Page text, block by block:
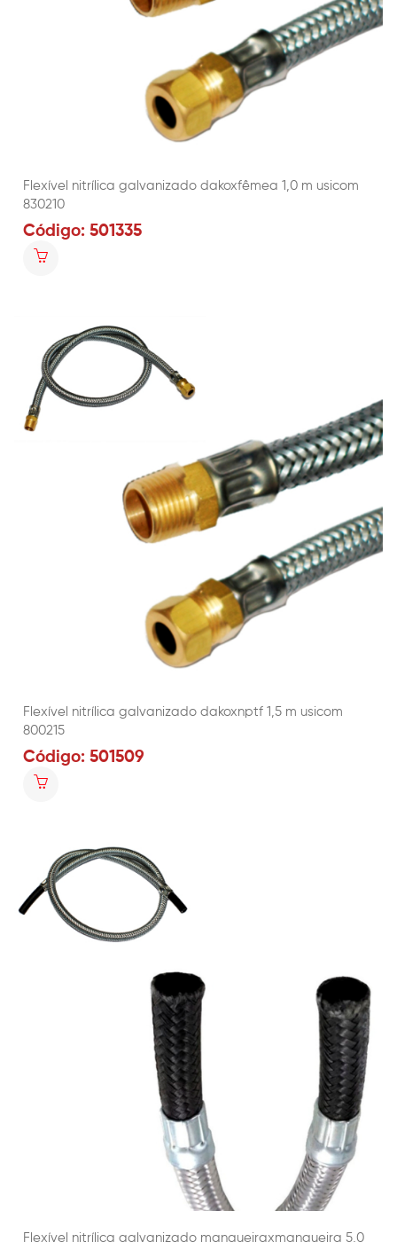
Flexível nitrílica galvanizado dakoxfêmea 1,0 m usicom
830210
Código: 501335
Flexível nitrílica galvanizado dakoxnptf 1,5 m usicom
800215
Código: 501509
Flexível nitrílica galvanizado mangueiraxmangueira 5,0